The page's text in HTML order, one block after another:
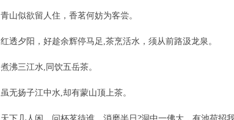
青山似欲留人住，香茗何妨为客尝。
红透夕阳，好趁余辉停马足,茶烹活水，须从前路汲龙泉。
煮沸三江水,同饮五岳茶。
虽无扬子江中水,却有蒙山顶上茶。